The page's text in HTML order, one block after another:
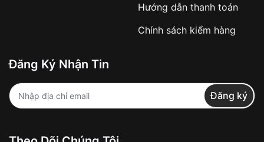
✔️ Đảm bảo xử lý đơn hàng nhanh chóng
✔️ Hạn chế tình trạng hủy đơn không mong
Từ khóa SEO:
Khách hàng được
Hướng dẫn thanh toán
Chính sách kiểm hàng
Đăng Ký Nhận Tin
Đăng ký